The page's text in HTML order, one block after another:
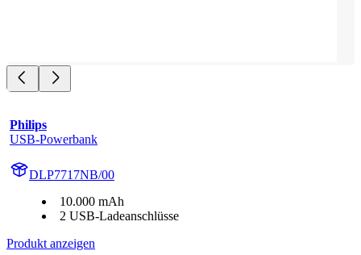
Philips
USB-Powerbank
DLP7717NB/00
10.000 mAh
2 USB-Ladeanschlüsse
Produkt anzeigen